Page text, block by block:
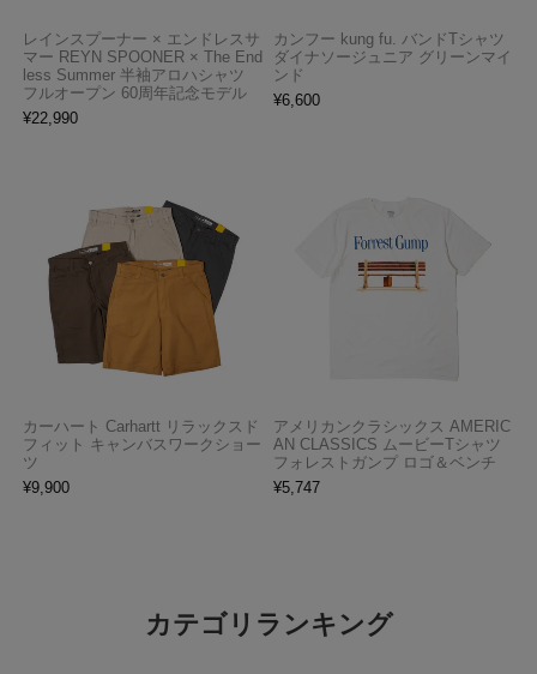
レインスプーナー × エンドレスサ
マー REYN SPOONER × The End
less Summer 半袖アロハシャツ
フルオープン 60周年記念モデル
¥22,990
カンフー kung fu. バンドTシャツ
ダイナソージュニア グリーンマイ
ンド
¥6,600
カーハート Carhartt リラックスド
フィット キャンバスワークショー
ツ
¥9,900
アメリカンクラシックス AMERIC
AN CLASSICS ムービーTシャツ
フォレストガンプ ロゴ＆ベンチ
¥5,747
カテゴリランキング